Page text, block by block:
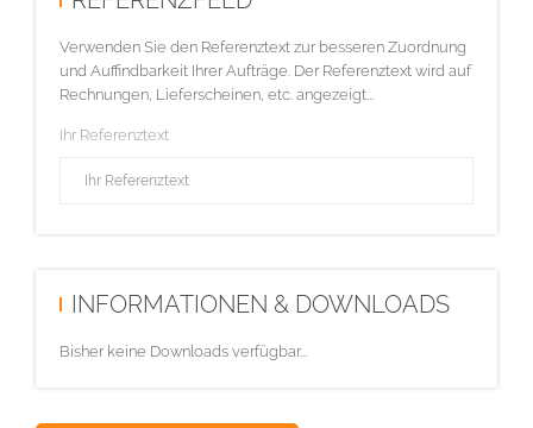
Verwenden Sie den Referenztext zur besseren Zuordnung
und Auffindbarkeit Ihrer Aufträge. Der Referenztext wird auf
Rechnungen, Lieferscheinen, etc. angezeigt...
Ihr Referenztext
INFORMATIONEN & DOWNLOADS
Bisher keine Downloads verfügbar...